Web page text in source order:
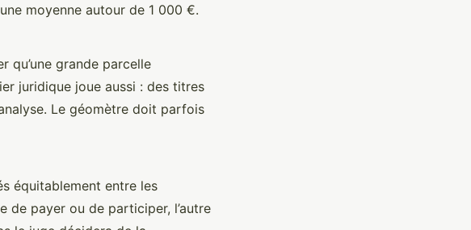
moyenne autour de 1 000 €.
qu’une grande parcelle
juridique joue aussi : des titres
Le géomètre doit parfois
équitablement entre les
de payer ou de participer, l’autre